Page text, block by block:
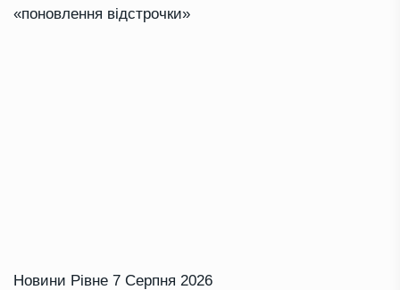
«поновлення відстрочки»
Новини Рівне 7 Серпня 2026